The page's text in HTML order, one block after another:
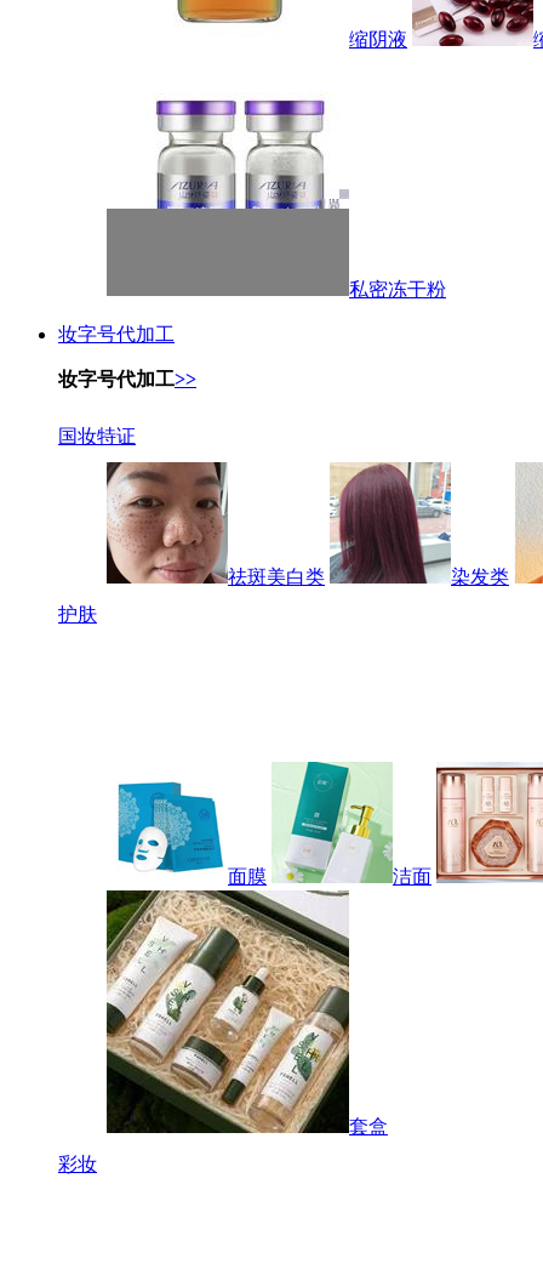
缩阴液
私密冻干粉
妆字号代加工
妆字号代加工>>
国妆特证
祛斑美白类
染发类
护肤
面膜 洁面
套盒
彩妆